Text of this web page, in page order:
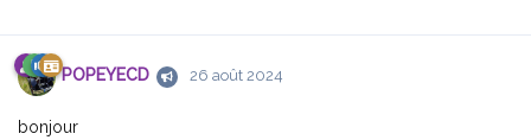
POPEYECD 26 août 2024
bonjour